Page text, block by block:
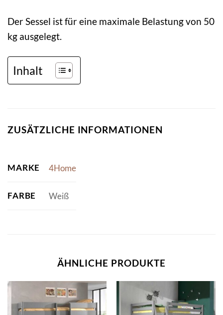
Der Sessel ist für eine maximale Belastung von 50
kg ausgelegt.
Inhalt
ZUSÄTZLICHE INFORMATIONEN
MARKE 4Home
FARBE Weiß
ÄHNLICHE PRODUKTE